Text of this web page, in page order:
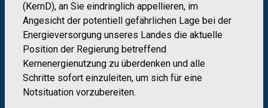
(KernD), an Sie eindringlich appellieren, im
Angesicht der potentiell gefährlichen Lage bei der
Energieversorgung unseres Landes die aktuelle
Position der Regierung betreffend
Kernenergienutzung zu überdenken und alle
Schritte sofort einzuleiten, um sich für eine
Notsituation vorzubereiten.